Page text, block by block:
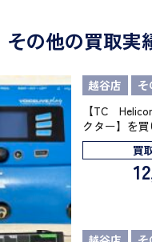
その他の買取実
越谷店 そ
【TC
クター】を
買